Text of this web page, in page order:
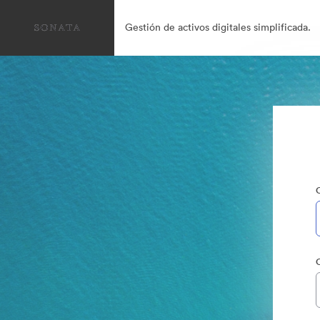
Gestión de activos digitales simplificada.